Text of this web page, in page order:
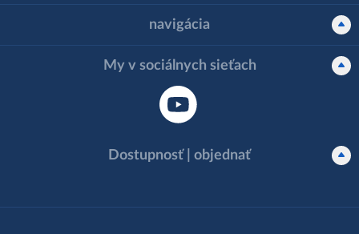
navigácia
My v sociálnych sieťach
Dostupnosť | objednať